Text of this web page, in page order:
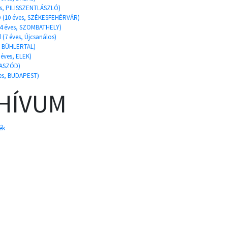
PILISSZENTLÁSZLÓ)
(10 éves, SZÉKESFEHÉRVÁR)
éves, SZOMBATHELY)
éves, Újcsanálos)
ELEK)
BUDAPEST)